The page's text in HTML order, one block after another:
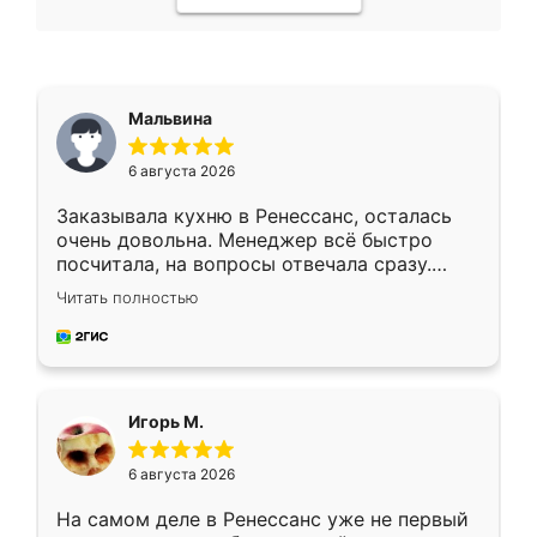
Мальвина
6 августа 2026
Заказывала кухню в Ренессанс, осталась
очень довольна. Менеджер всё быстро
посчитала, на вопросы отвечала сразу.
Замерщик приехал в субботу, подошёл к
делу со всей ответственностью. Собрали
за день, ребята работали аккуратно, даже
Читать полностью
Игорь М.
6 августа 2026
На самом деле в Ренессанс уже не первый